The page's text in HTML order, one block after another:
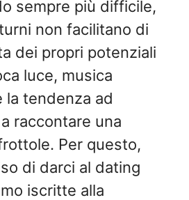
sempre più difficile,
non facilitano di
dei propri potenziali
luce, musica
la tendenza ad
raccontare una
Per questo,
di darci al dating
iscritte alla